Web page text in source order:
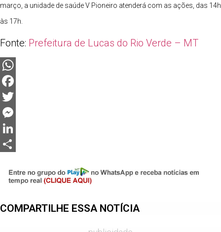
março, a unidade de saúde V Pioneiro atenderá com as ações, das 14h
às 17h.
Fonte: Prefeitura de Lucas do Rio Verde – MT
WhatsApp
Facebook
Twitter
Messenger
LinkedIn
COMPARTILHE ESSA NOTÍCIA